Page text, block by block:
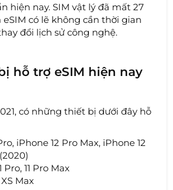
hiện nay. SIM vật lý đã mất 27
có lẽ không cần thời gian
đổi lịch sử công nghệ.
hỗ trợ eSIM hiện nay
có những thiết bị dưới đây hỗ
iPhone 12 Pro Max, iPhone 12
Pro, 11 Pro Max
Max